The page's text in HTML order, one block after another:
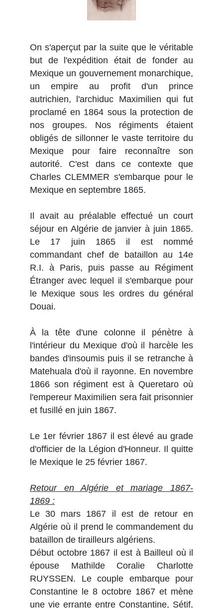
On s'aperçut par la suite que le véritable
but de l'expédition était de fonder au
Mexique un gouvernement monarchique,
un empire au profit d'un prince
autrichien, l'archiduc Maximilien qui fut
proclamé en 1864 sous la protection de
nos groupes. Nos régiments étaient
obligés de sillonner le vaste territoire du
Mexique pour faire reconnaître son
autorité. C'est dans ce contexte que
Charles CLEMMER s'embarque pour le
Mexique en septembre 1865.
Il avait au préalable effectué un court
séjour en Algérie de janvier à juin 1865.
Le 17 juin 1865 il est nommé
commandant chef de bataillon au 14e
R.I. à Paris, puis passe au Régiment
Étranger avec lequel il s'embarque pour
le Mexique sous les ordres du général
Douai.
À la tête d'une colonne il pénètre à
l'intérieur du Mexique d'où il harcèle les
bandes d'insoumis puis il se retranche à
Matehuala d'où il rayonne. En novembre
1866 son régiment est à Queretaro où
l'empereur Maximilien sera fait prisonnier
et fusillé en juin 1867.
Le 1er février 1867 il est élevé au grade
d'officier de la Légion d'Honneur. Il quitte
le Mexique le 25 février 1867.
Retour en Algérie et mariage 1867-
1869 :
Le 30 mars 1867 il est de retour en
Algérie où il prend le commandement du
bataillon de tirailleurs algériens.
Début octobre 1867 il est à Bailleul où il
épouse Mathilde Coralie Charlotte
RUYSSEN. Le couple embarque pour
Constantine le 8 octobre 1867 et mène
une vie errante entre Constantine, Sétif,